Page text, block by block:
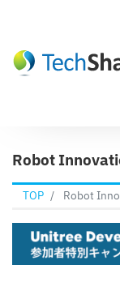
Robot
TOP Robot